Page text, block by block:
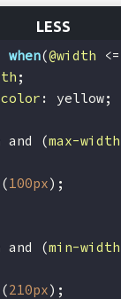
when(@width <=
;
color : yellow;
and (max-width
(100px);
and (min-width
(210px);